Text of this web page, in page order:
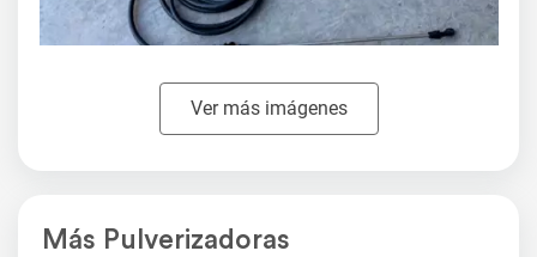
Ver más imágenes
Más Pulverizadoras